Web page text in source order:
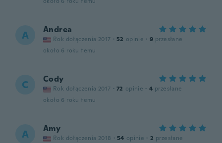
A Andrea
Rok dołączenia 2017 · 52 opinie · 9 przesłane
około 6 roku temu
C Cody
Rok dołączenia 2017 · 72 opinie · 4 przesłane
około 6 roku temu
A Amy
Rok dołączenia 2018 · 54 opinie · 2 przesłane